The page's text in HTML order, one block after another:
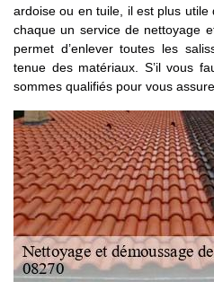
ardoise ou en tuile, il est plus utile
chaque un service de nettoyage
permet d’enlever toutes les
tenue des matériaux. S’il vous
sommes qualifiés pour vous